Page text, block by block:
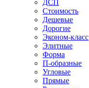
ДСП
Стоимость
Дешевые
Дорогие
Эконом-класс
Элитные
Форма
П-образные
Угловые
Прямые